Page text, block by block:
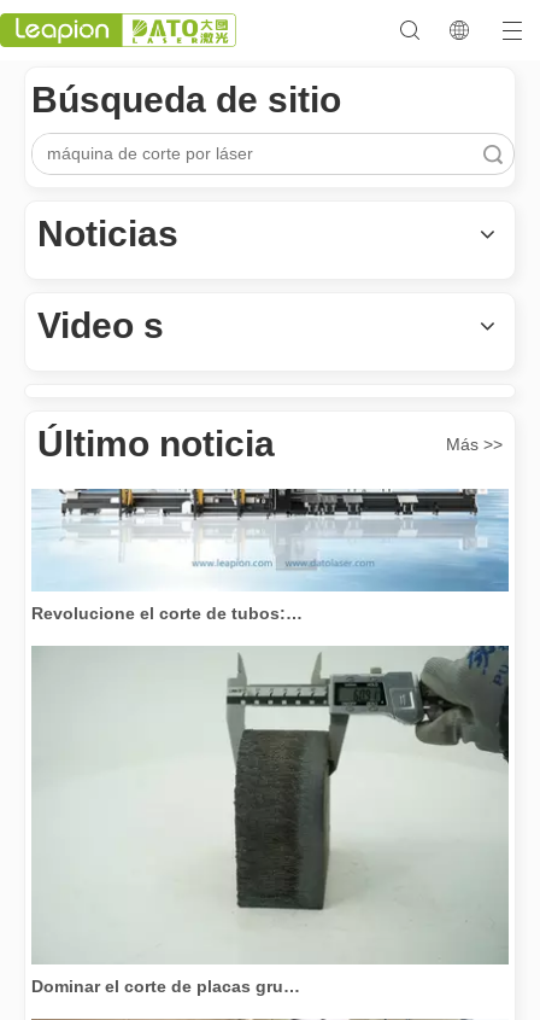
Búsqueda de sitio
Noticias
Video s
Último noticia Más >>
Revolucione el corte de tubos: cómo las máquinas cortadoras de tubos por láser transforman la fabricación
Dominar el corte de placas gruesas: cómo las máquinas de corte por láser de fibra revolucionan la fabricación